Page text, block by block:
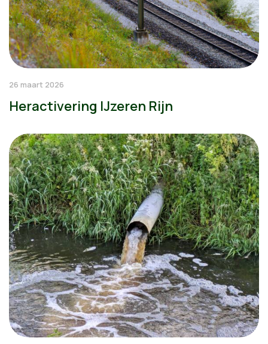
26 maart 2026
Heractivering IJzeren Rijn